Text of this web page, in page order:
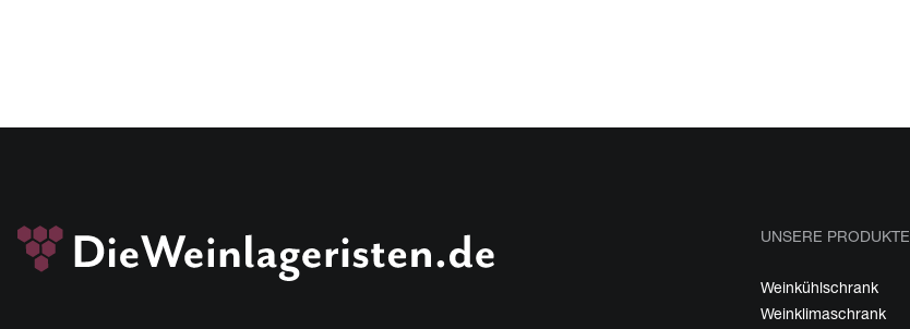
UNSERE PRODUKTE
Weinkühlschrank
Weinklimaschrank